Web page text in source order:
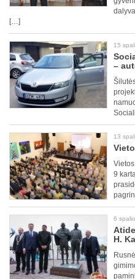
[…]
15
–
13
9
6
H.